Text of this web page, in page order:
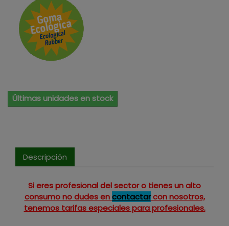
Últimas unidades en stock
Descripción
Si eres profesional del sector o tienes un alto
consumo no dudes encontactarcon nosotros,
tenemos tarifas especiales para profesionales.